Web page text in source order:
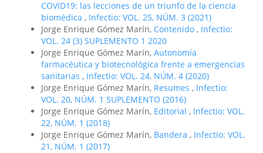
COVID19: las lecciones de un triunfo de la ciencia
biomédica , Infectio: VOL. 25, NÚM. 3 (2021)
Jorge Enrique Gómez Marín, Contenido , Infectio:
VOL. 24 (3) SUPLEMENTO 1 2020
Jorge Enrique Gómez Marín, Autonomía
farmacéutica y biotecnológica frente a emergencias
sanitarias , Infectio: VOL. 24, NÚM. 4 (2020)
Jorge Enrique Gómez Marín, Resumes , Infectio:
VOL. 20, NÚM. 1 SUPLEMENTO (2016)
Jorge Enrique Gómez Marín, Editorial , Infectio: VOL.
22, NÚM. 1 (2018)
Jorge Enrique Gómez Marín, Bandera , Infectio: VOL.
21, NÚM. 1 (2017)